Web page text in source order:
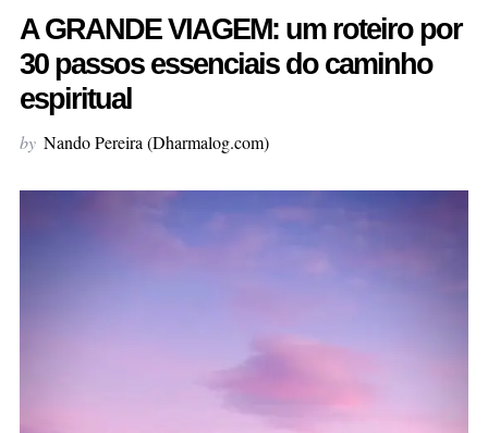
A GRANDE VIAGEM: um roteiro por
30 passos essenciais do caminho
espiritual
by Nando Pereira (Dharmalog.com)